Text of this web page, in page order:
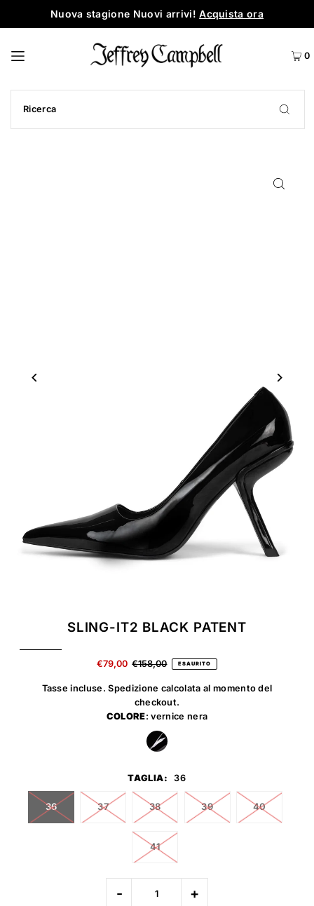
Nuova stagione Nuovi arrivi!Acquista ora
0
SLING-IT2 BLACK PATENT
€79,00 €158,00 ESAURITO
Tasse incluse.Spedizione calcolata al momento del
checkout.
COLORE: vernice nera
TAGLIA: 36
36 37 38 39 40
41
- +